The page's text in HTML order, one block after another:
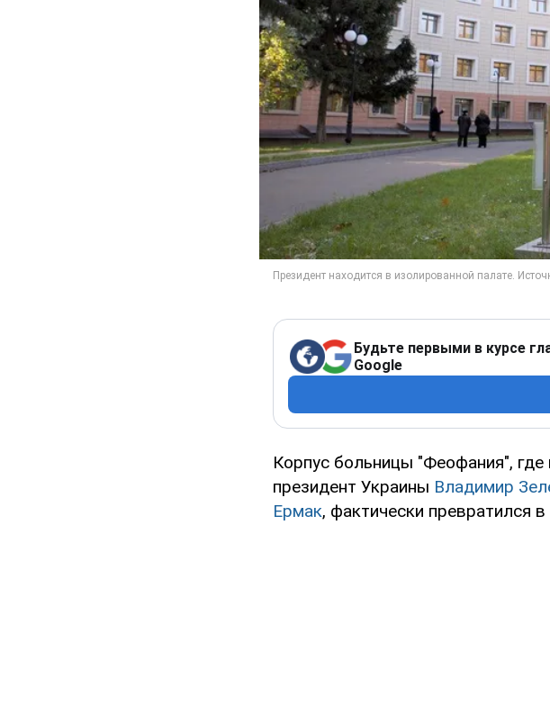
Будьте первыми в курсе
Google
Корпус больницы "Феофания", где
президент Украины Владимир
Ермак, фактически превратился